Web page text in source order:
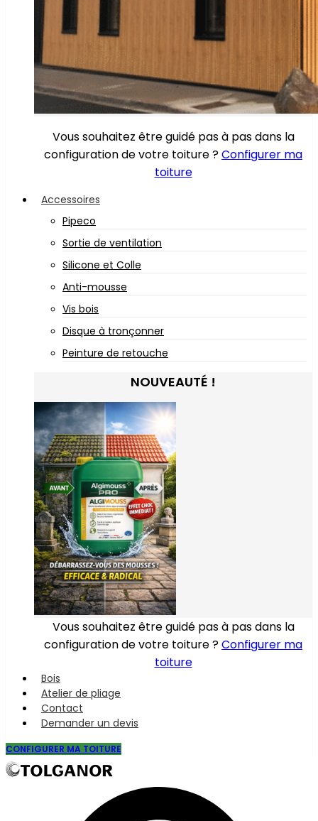
Vous souhaitez être guidé pas à pas dans la
configuration de votre toiture ?Configurer ma
toiture
Accessoires
Pipeco
Sortie de ventilation
Silicone et Colle
Anti-mousse
Vis bois
Disque à tronçonner
Peinture de retouche
NOUVEAUTÉ !
Vous souhaitez être guidé pas à pas dans la
configuration de votre toiture ?Configurer ma
toiture
Bois
Atelier de pliage
Contact
Demander un devis
CONFIGURER MA TOITURE